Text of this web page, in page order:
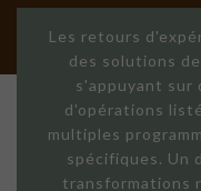
Les retours
des solutions
s'appuyant sur
d'opérations
multiples
spécifiques. Un
transformations